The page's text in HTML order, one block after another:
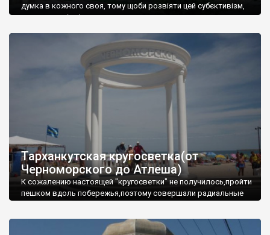
думка в кожного своя, тому щоби розвіяти цей субєктивізм,
запрошую відвідати це
Тарханкутская кругосветка(от
Черноморского до Атлеша)
К сожалению настоящей "кругосветки" не получилось,пройти
пешком вдоль побережья,поэтому совершали радиальные